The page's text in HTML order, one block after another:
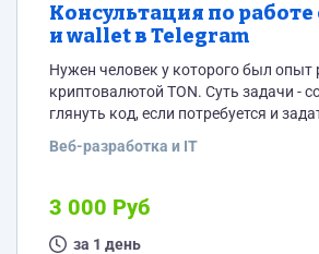
Консультация по работе
и wallet в Telegram
Нужен человек у которого был опыт
криптовалютой TON. Суть задачи -
глянуть код, если потребуется и
транзакций, привязка кошелька готова. Бэк у
срочная, созвон необходимо сделать
Прикрепляйте тг.
Веб-разработка и IT
3 000 Руб
за 1 день